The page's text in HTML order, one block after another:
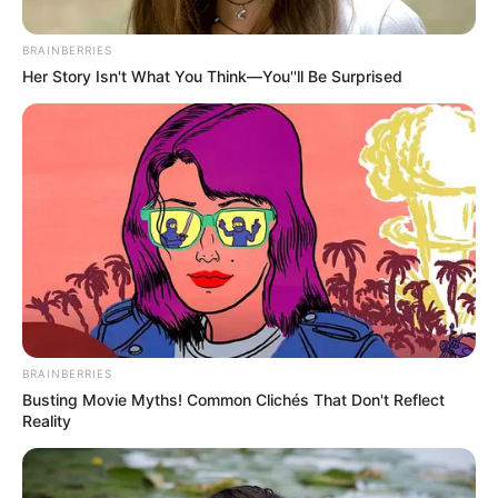
Suministrada
cormoda 2024
Por:Tatty Umaña G.
Julio 4, 2024
BRAINBERRIES
Her Story Isn't What You Think—You''ll Be Surprised
BRAINBERRIES
Busting Movie Myths! Common Clichés That Don't Reflect
Reality